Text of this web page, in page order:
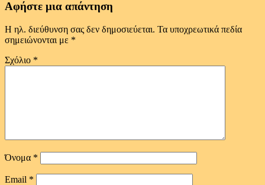
Αφήστε μια απάντηση
Η ηλ. διεύθυνση σας δεν δημοσιεύεται. Τα υποχρεωτικά πεδία
σημειώνονται με *
Σχόλιο *
Όνομα *
Email *